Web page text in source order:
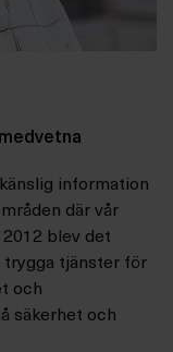
information
där vår
blev det
trygga tjänster för
och
säkerhet och